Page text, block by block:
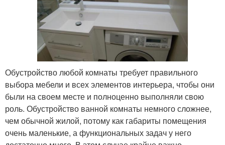
Обустройство любой комнаты требует правильного
выбора мебели и всех элементов интерьера, чтобы они
были на своем месте и полноценно выполняли свою
роль. Обустройство ванной комнаты немного сложнее,
чем обычной жилой, потому как габариты помещения
очень маленькие, а функциональных задач у него